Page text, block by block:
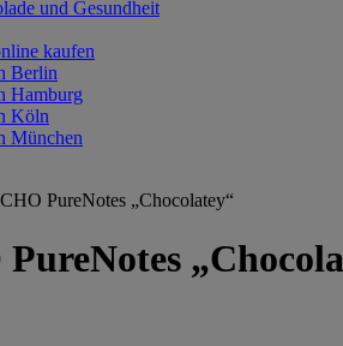
und Gesundheit
kaufen
Berlin
Hamburg
Köln
München
PureNotes „Chocolatey“